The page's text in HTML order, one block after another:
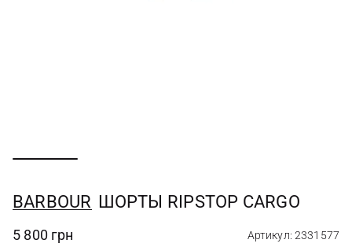
BARBOUR ШОРТЫ RIPSTOP CARGO
5 800 грн Артикул: 2331577